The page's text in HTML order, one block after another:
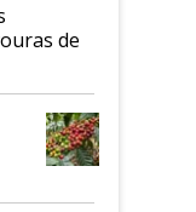
de